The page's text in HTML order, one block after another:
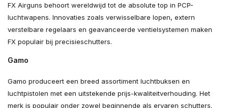
FX Airguns behoort wereldwijd tot de absolute top in PCP-
luchtwapens. Innovaties zoals verwisselbare lopen, extern
verstelbare regelaars en geavanceerde ventielsystemen maken
FX populair bij precisieschutters.
Gamo
Gamo produceert een breed assortiment luchtbuksen en
luchtpistolen met een uitstekende prijs-kwaliteitverhouding. Het
merk is populair onder zowel beginnende als ervaren schutters.